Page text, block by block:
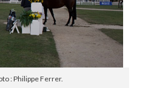
: Philippe Ferrer.